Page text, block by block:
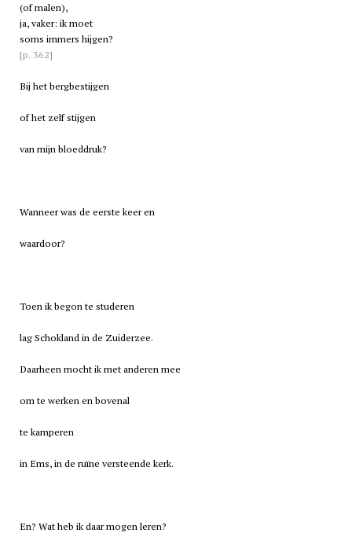
(of malen),
ja, vaker: ik moet
soms immers hijgen?
[p. 362]
Bij het bergbestijgen
of het zelf stijgen
van mijn bloeddruk?
Wanneer was de eerste keer en
waardoor?
Toen ik begon te studeren
lag Schokland in de Zuiderzee.
Daarheen mocht ik met anderen mee
om te werken en bovenal
te kamperen
in Ems, in de ruïne versteende kerk.
En? Wat heb ik daar mogen leren?